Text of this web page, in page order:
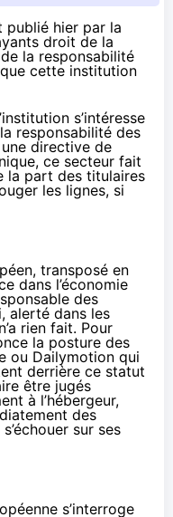
publié hier par la
droit de la
la responsabilité
cette institution
s’intéresse
responsabilité des
directive de
ce secteur fait
la part des titulaires
les lignes, si
transposé en
dans l’économie
des
alerté dans les
rien fait. Pour
la posture des
ou Dailymotion qui
derrière ce statut
être jugés
à l’hébergeur,
des
sur ses
s’interroge